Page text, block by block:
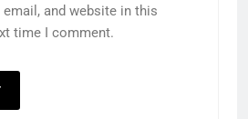
email, and website in this
time I comment.
हजार इंटरनेशनल मैचों वाला पहला
कोहली शतकों के किंग